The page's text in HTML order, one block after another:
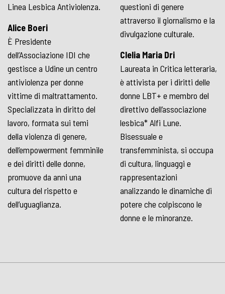
Linea Lesbica Antiviolenza.
Alice Boeri
È Presidente
dell’Associazione IDI che
gestisce a Udine un centro
antiviolenza per donne
vittime di maltrattamento.
Specializzata in diritto del
lavoro, formata sui temi
della violenza di genere,
dell’empowerment femminile
e dei diritti delle donne,
promuove da anni una
cultura del rispetto e
dell’uguaglianza.
questioni di genere
attraverso il giornalismo e la
divulgazione culturale.
Clelia Maria Dri
Laureata in Critica letteraria,
è attivista per i diritti delle
donne LBT+ e membro del
direttivo dell’associazione
lesbica* Alfi Lune.
Bisessuale e
transfemminista, si occupa
di cultura, linguaggi e
rappresentazioni
analizzando le dinamiche di
potere che colpiscono le
donne e le minoranze.